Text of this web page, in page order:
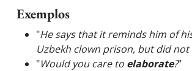
Exemplos
"He says that it reminds him of
Uzbekh clown prison, but did not
"Would you care to elaborate?"